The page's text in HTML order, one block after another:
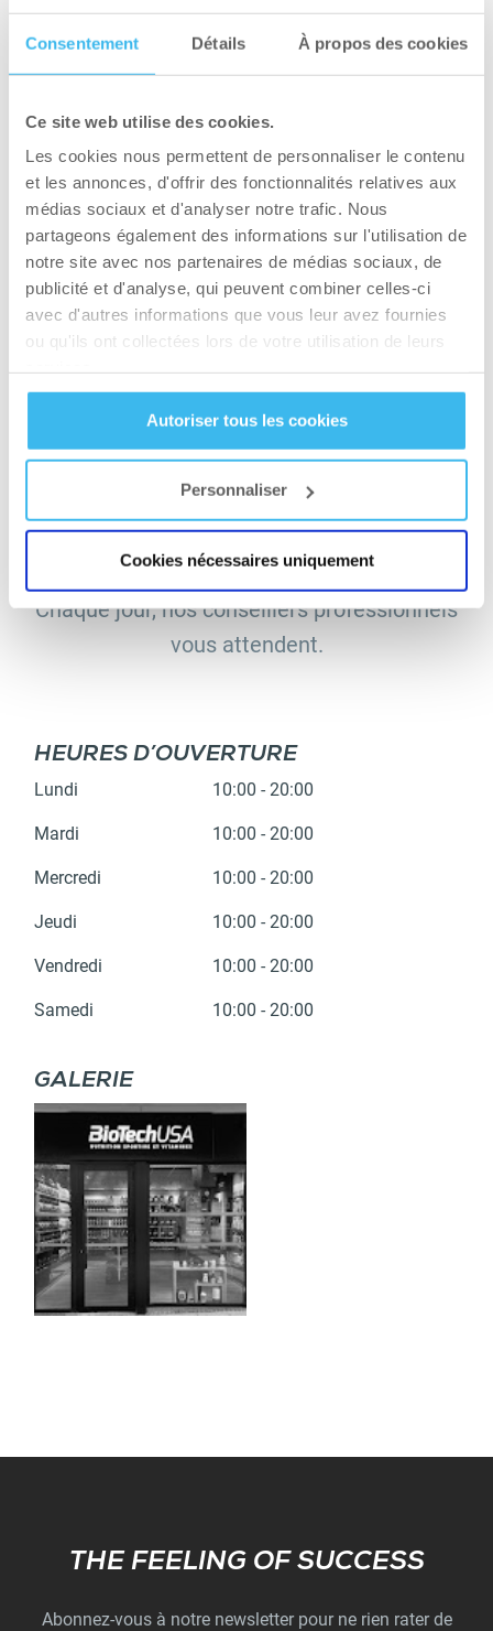
Consentement Détails À propos des cookies
Ce site web utilise des cookies.
Les cookies nous permettent de personnaliser le contenu
et les annonces, d'offrir des fonctionnalités relatives aux
médias sociaux et d'analyser notre trafic. Nous
partageons également des informations sur l'utilisation de
notre site avec nos partenaires de médias sociaux, de
publicité et d'analyse, qui peuvent combiner celles-ci
avec d'autres informations que vous leur avez fournies
ou qu'ils ont collectées lors de votre utilisation de leurs
Autoriser tous les cookies
Personnaliser
Cookies nécessaires uniquement
NUMÉRO DE TÉLÉPHONE
+33 1 30 81 65 23
SITE INTERNET
Site Internet
INFORMATIONS
COMPLÉMENTAIRES
Chaque jour, nos conseillers professionnels
vous attendent.
HEURES D’OUVERTURE
Lundi 10:00 - 20:00
Mardi 10:00 - 20:00
Mercredi 10:00 - 20:00
Jeudi 10:00 - 20:00
Vendredi 10:00 - 20:00
Samedi 10:00 - 20:00
GALERIE
Subscribe
THE FEELING OF SUCCESS
Abonnez-vous à notre newsletter pour ne rien rater de